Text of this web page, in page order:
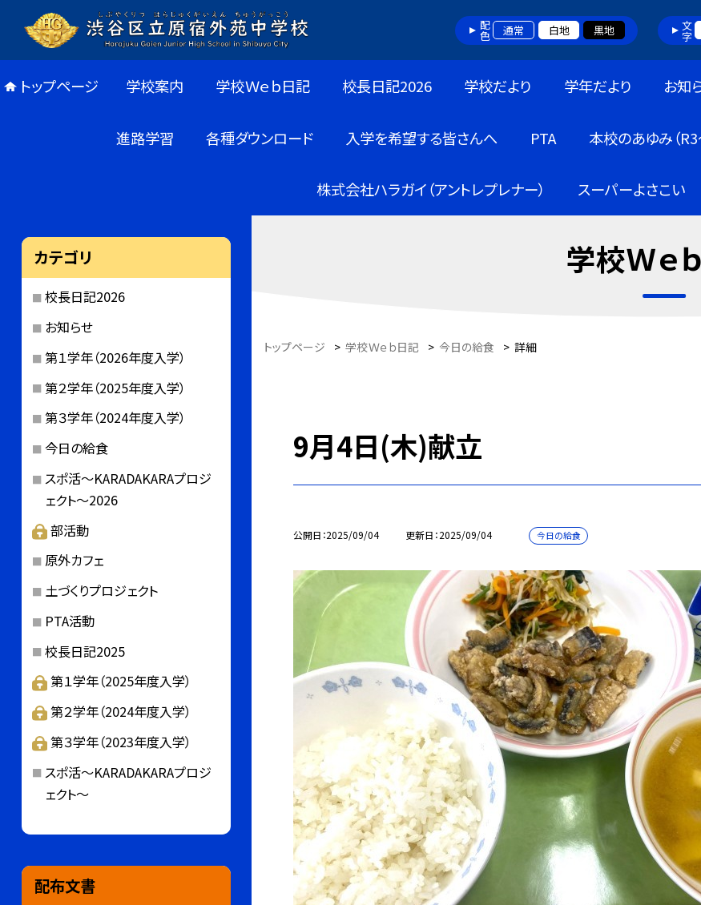
配色 通常 白地 黒地 文字
トップページ 学校案内 学校Ｗｅｂ日記 校長日記2026 学校だより 学年だより お知
進路学習 各種ダウンロード 入学を希望する皆さんへ PTA 本校のあゆみ（R3
株式会社ハラガイ（アントレプレナー） スーパーよさこい
学校Ｗｅ
トップページ > 学校Ｗｅｂ日記 > 今日の給食 > 詳細
9月4日(木)献立
公開日 2025/09/04 更新日 2025/09/04 今日の給食
カテゴリ
校長日記2026
お知らせ
第１学年（2026年度入学）
第２学年（2025年度入学）
第３学年（2024年度入学）
今日の給食
スポ活～KARADAKARAプロジ
ェクト～2026
部活動
原外カフェ
土づくりプロジェクト
PTA活動
校長日記2025
第１学年（2025年度入学）
第２学年（2024年度入学）
第３学年（2023年度入学）
スポ活～KARADAKARAプロジ
ェクト～
配布文書